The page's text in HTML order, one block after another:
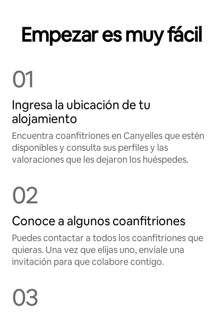
Empezar es muy fácil
01
Ingresa la ubicación de tu
alojamiento
Encuentra coanfitriones en Canyelles que estén
disponibles y consulta sus perfiles y las
valoraciones que les dejaron los huéspedes.
02
Conoce a algunos coanfitriones
Puedes contactar a todos los coanfitriones que
quieras. Una vez que elijas uno, envíale una
invitación para que colabore contigo.
03